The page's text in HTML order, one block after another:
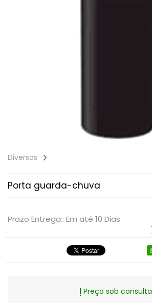
Diversos
Porta guarda-chuva
Prazo Entrega:: Em até 10 Dias
Preço sob consulta